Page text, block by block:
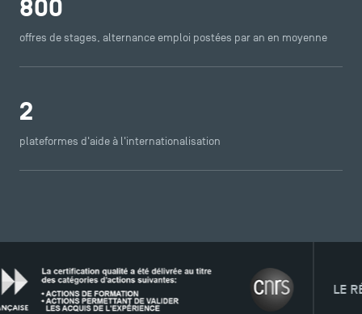
ACCÈS DIRECTS
Actualités
Agenda
FAQ
Contact
800
offres de stages, alternance emploi postées par an en moyenne
2
plateformes d'aide à l'internationalisation
LE RÉSEAU